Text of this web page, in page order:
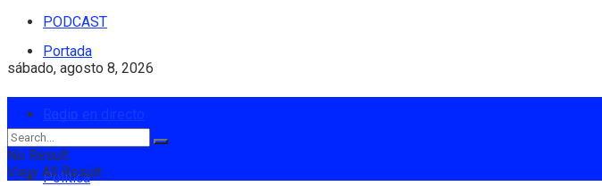
PODCAST
sábado, agosto 8, 2026
Portada
Política
No Result
View All Result